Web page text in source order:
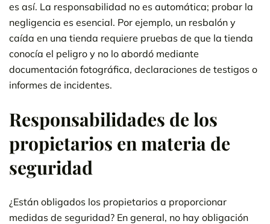
es así. La responsabilidad no es automática; probar la
negligencia es esencial. Por ejemplo, un resbalón y
caída en una tienda requiere pruebas de que la tienda
conocía el peligro y no lo abordó mediante
documentación fotográfica, declaraciones de testigos o
informes de incidentes.
Responsabilidades de los
propietarios en materia de
seguridad
¿Están obligados los propietarios a proporcionar
medidas de seguridad? En general, no hay obligación